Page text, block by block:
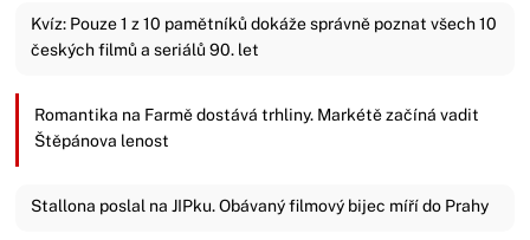
Kvíz: Pouze 1 z 10 pamětníků dokáže správně poznat všech 10
českých filmů a seriálů 90. let
Romantika na Farmě dostává trhliny. Markétě začíná vadit
Štěpánova lenost
Stallona poslal na JIPku. Obávaný filmový bijec míří do Prahy